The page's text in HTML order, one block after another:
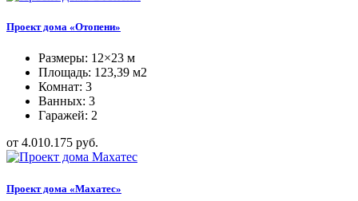
Проект дома «Отопени»
Размеры: 12×23 м
Площадь: 123,39 м2
Комнат: 3
Ванных: 3
Гаражей: 2
от 4.010.175 руб.
Проект дома «Махатес»